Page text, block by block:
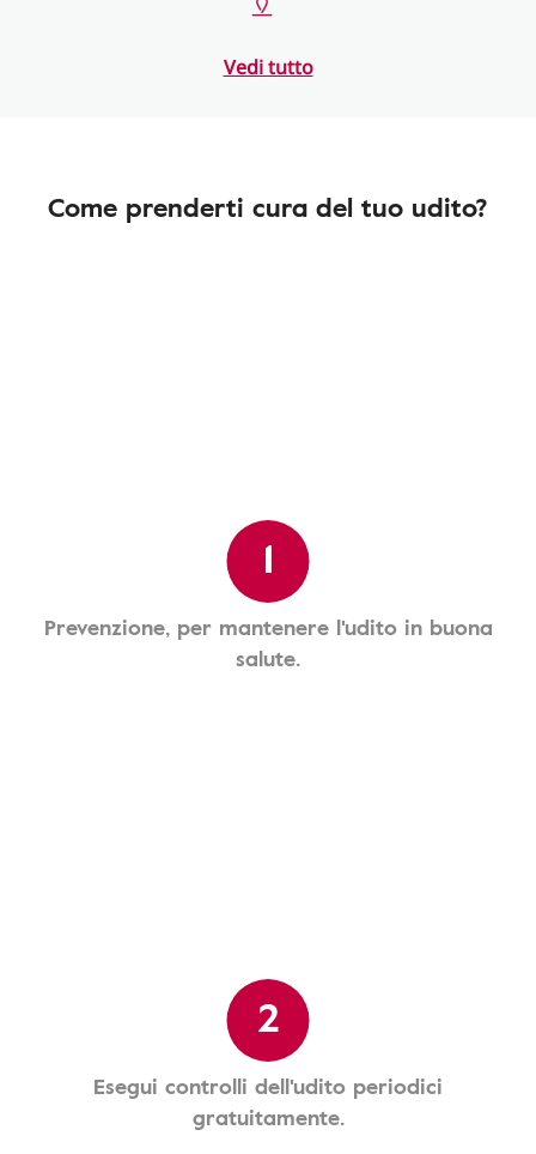
Vedi tutto
Come prenderti cura del tuo udito?
1
Prevenzione, per mantenere l'udito in buona
salute.
2
Esegui controlli dell'udito periodici
gratuitamente.